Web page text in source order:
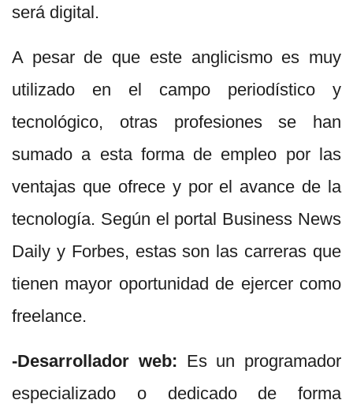
será digital.
A pesar de que este anglicismo es muy
utilizado en el campo periodístico y
tecnológico, otras profesiones se han
sumado a esta forma de empleo por las
ventajas que ofrece y por el avance de la
tecnología. Según el portal Business News
Daily y Forbes, estas son las carreras que
tienen mayor oportunidad de ejercer como
freelance.
-Desarrollador web: Es un programador
especializado o dedicado de forma